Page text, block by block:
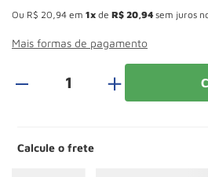
Ou R$ 20 94 em 1 de R$ 20 94 sem juros
Mais formas de pagamento
＋
Calcule o frete
10º Rodizio